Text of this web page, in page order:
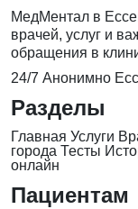
МедМентал в
врачей, услуг и
обращения в
24/7 Анонимно
Разделы
Главная Услуги
города Тесты
онлайн
Пациентам